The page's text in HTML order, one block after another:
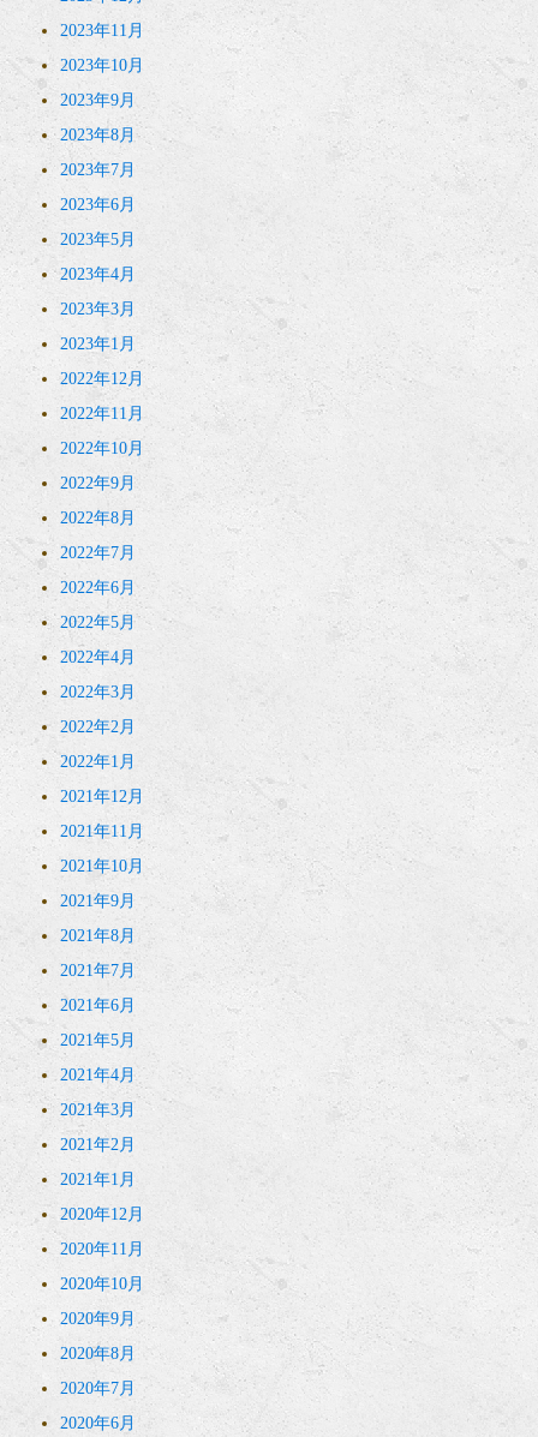
2023年11月
2023年10月
2023年9月
2023年8月
2023年7月
2023年6月
2023年5月
2023年4月
2023年3月
2023年1月
2022年12月
2022年11月
2022年10月
2022年9月
2022年8月
2022年7月
2022年6月
2022年5月
2022年4月
2022年3月
2022年2月
2022年1月
2021年12月
2021年11月
2021年10月
2021年9月
2021年8月
2021年7月
2021年6月
2021年5月
2021年4月
2021年3月
2021年2月
2021年1月
2020年12月
2020年11月
2020年10月
2020年9月
2020年8月
2020年7月
2020年6月